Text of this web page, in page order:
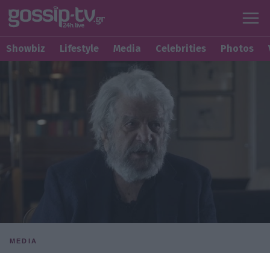
Showbiz Lifestyle Media Celebrities Photos
MEDIA